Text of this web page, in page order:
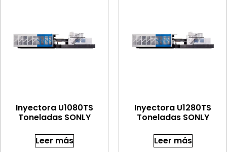
Inyectora U1080TS
Toneladas SONLY
Leer más
Inyectora U1280TS
Toneladas SONLY
Leer más